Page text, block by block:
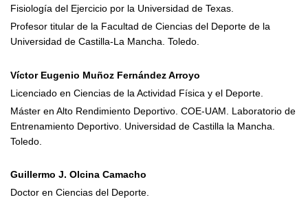
Fisiología del Ejercicio por la Universidad de Texas.
Profesor titular de la Facultad de Ciencias del Deporte de la
Universidad de Castilla-La Mancha. Toledo.
Víctor Eugenio Muñoz Fernández Arroyo
Licenciado en Ciencias de la Actividad Física y el Deporte.
Máster en Alto Rendimiento Deportivo. COE-UAM. Laboratorio de
Entrenamiento Deportivo. Universidad de Castilla la Mancha.
Toledo.
Guillermo J. Olcina Camacho
Doctor en Ciencias del Deporte.